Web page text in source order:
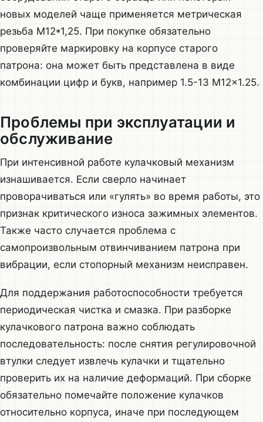
новых моделей чаще применяется метрическая
резьба М12*1,25. При покупке обязательно
проверяйте маркировку на корпусе старого
патрона: она может быть представлена в виде
комбинации цифр и букв, например 1.5-13 M12x1.25.
Проблемы при эксплуатации и
обслуживание
При интенсивной работе кулачковый механизм
изнашивается. Если сверло начинает
проворачиваться или «гулять» во время работы, это
признак критического износа зажимных элементов.
Также часто случается проблема с
самопроизвольным отвинчиванием патрона при
вибрации, если стопорный механизм неисправен.
Для поддержания работоспособности требуется
периодическая чистка и смазка. При разборке
кулачкового патрона важно соблюдать
последовательность: после снятия регулировочной
втулки следует извлечь кулачки и тщательно
проверить их на наличие деформаций. При сборке
обязательно помечайте положение кулачков
относительно корпуса, иначе при последующем